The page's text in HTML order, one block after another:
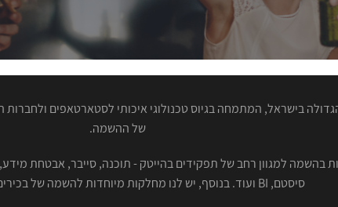
בישראל, המתמחה בגיוס טכנולוגי איכותי לסטארטאפים ולחברות
של ההשמה.
סיסטם, BI ועוד. בנוסף, יש לנו מחלקות מיוחדות להשמה של בכירים ויוצאי יחידות.